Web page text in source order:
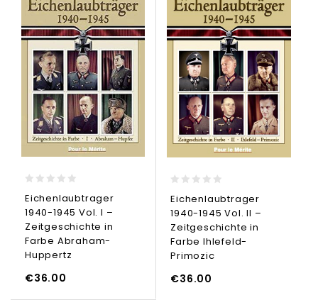
out
of
5
Eichenlaubtrager
1940-1945 Vol. I –
Zeitgeschichte in
Farbe Abraham-
Huppertz
€36.00
out
of
5
Eichenlaubtrager
1940-1945 Vol. II –
Zeitgeschichte in
Farbe Ihlefeld-
Primozic
€36.00
AL CARRELLO